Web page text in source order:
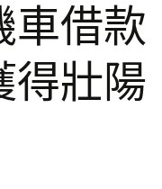
車借款
得壯陽